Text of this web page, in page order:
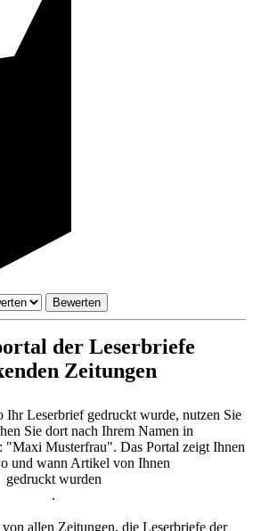
der Leserbriefe
Zeitungen
Ihr Leserbrief gedruckt wurde, nutzen Sie
Sie dort nach Ihrem Namen in
"Maxi Musterfrau". Das Portal zeigt Ihnen
und wann Artikel von Ihnen
gedruckt wurden
.
allen Zeitungen, die Leserbriefe der